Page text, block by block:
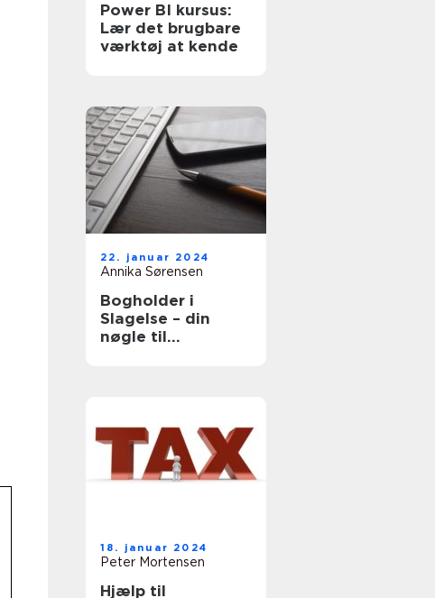
Power BI kursus:
Lær det brugbare
værktøj at kende
22. januar 2024
Annika Sørensen
Bogholder i
Slagelse – din
nøgle til
18. januar 2024
Peter Mortensen
Hjælp til